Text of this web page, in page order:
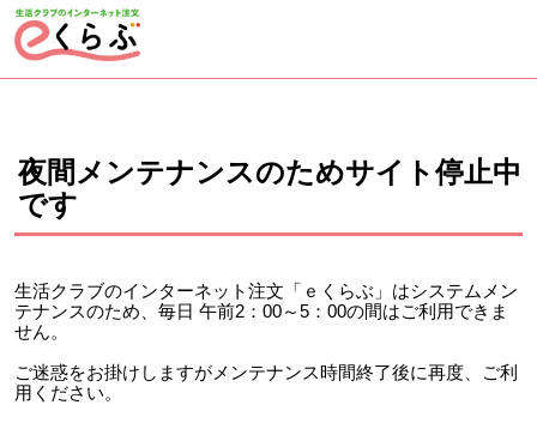
ページの先頭です。
夜間メンテナンスのためサイト停止中
です
生活クラブのインターネット注文「ｅくらぶ」はシステムメン
テナンスのため、毎日 午前2：00～5：00の間はご利用できま
せん。
ご迷惑をお掛けしますがメンテナンス時間終了後に再度、ご利
用ください。